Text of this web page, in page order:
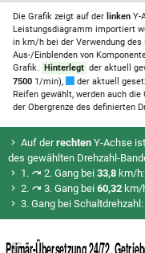
Die Grafik zeigt auf der linken Y-
Leistungsdiagramm importiert
in km/h bei der Verwendung des
Aus-/Einblenden von
Grafik. Hinterlegt der aktuell
7500 1/min), der aktuell
Reifen gewählt, werden auch
der Obergrenze des definierten
Auf derrechten Y-Achse
des gewählten Drehzahl-
1.
2. Gang bei 33,8 km/
2.
3. Gang bei 60,32 km/
3. Gang bei Schaltdrehzahl: